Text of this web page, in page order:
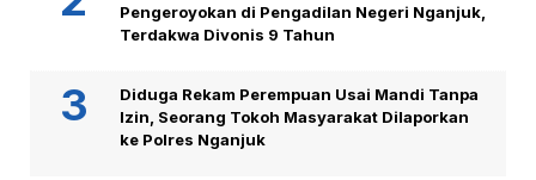
Pengeroyokan di Pengadilan Negeri Nganjuk,
Terdakwa Divonis 9 Tahun
Diduga Rekam Perempuan Usai Mandi Tanpa
Izin, Seorang Tokoh Masyarakat Dilaporkan
ke Polres Nganjuk